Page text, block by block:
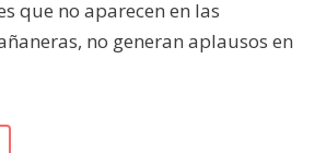
que no aparecen en las
no generan aplausos en